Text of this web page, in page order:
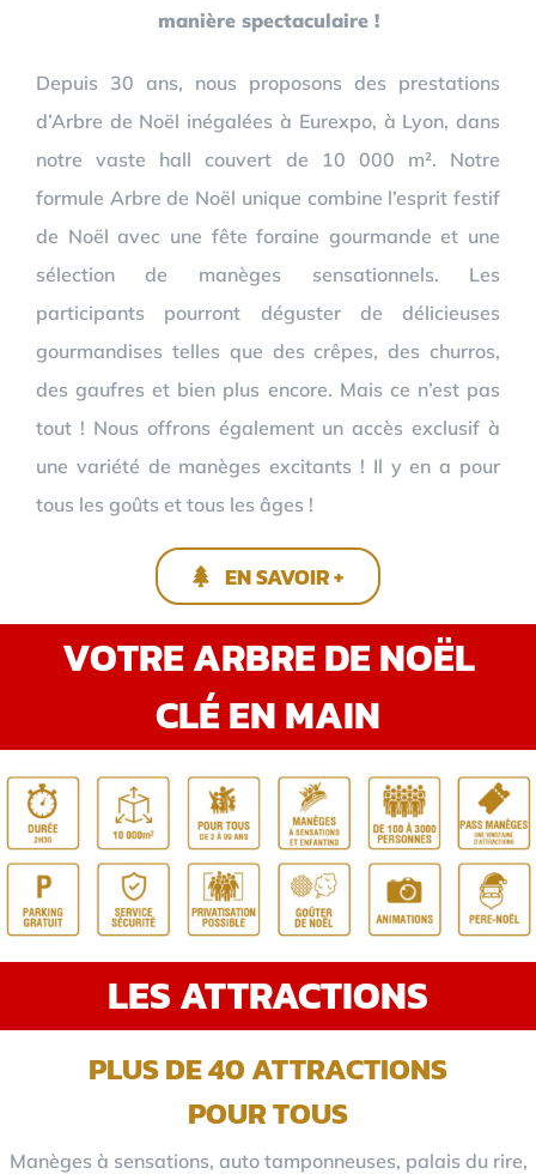
manière spectaculaire !
Depuis 30 ans, nous proposons des prestations
d’Arbre de Noël inégalées à Eurexpo, à Lyon, dans
notre vaste hall couvert de 10 000 m². Notre
formule Arbre de Noël unique combine l’esprit festif
de Noël avec une fête foraine gourmande et une
sélection de manèges sensationnels. Les
participants pourront déguster de délicieuses
gourmandises telles que des crêpes, des churros,
des gaufres et bien plus encore. Mais ce n’est pas
tout ! Nous offrons également un accès exclusif à
une variété de manèges excitants ! Il y en a pour
tous les goûts et tous les âges !
EN SAVOIR +
VOTRE ARBRE DE NOËL
CLÉ EN MAIN
LES ATTRACTIONS
PLUS DE 40 ATTRACTIONS
POUR TOUS
Manèges à sensations, auto tamponneuses, palais du rire,